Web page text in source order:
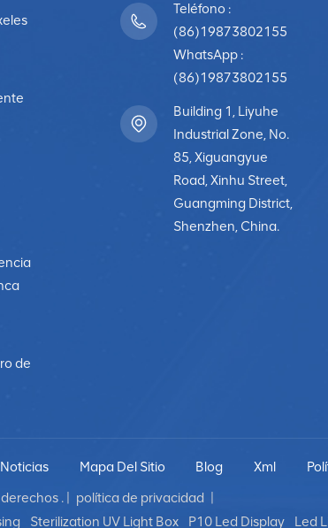
de
Teléfono :
(86)19873802155
WhatsApp :
(86)19873802155
Building 1, Liyuhe
Industrial Zone, No.
85, Xiguangyue
Road, Xinhu Street,
Guangming District,
Shenzhen, China.
Noticias Mapa Del Sitio Blog Xml
. |
política de privacidad
Sterilization UV Light Box P10 Led Display Led